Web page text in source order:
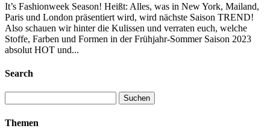
It’s Fashionweek Season! Heißt: Alles, was in New York, Mailand,
Paris und London präsentiert wird, wird nächste Saison TREND!
Also schauen wir hinter die Kulissen und verraten euch, welche
Stoffe, Farben und Formen in der Frühjahr-Sommer Saison 2023
absolut HOT und...
Search
nach:
Themen